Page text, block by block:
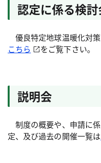
認定に係る検
優良特定地球温暖化対
こちら
をご覧下さい。
説明会
制度の概要や、申請に
定、及び過去の開催一覧は